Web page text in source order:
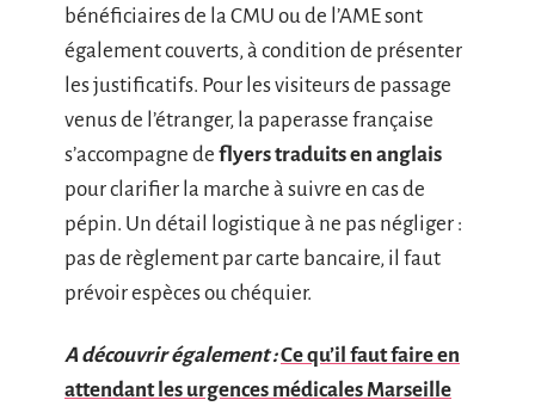
bénéficiaires de la CMU ou de l’AME sont
également couverts, à condition de présenter
les justificatifs. Pour les visiteurs de passage
venus de l’étranger, la paperasse française
s’accompagne de flyers traduits en anglais
pour clarifier la marche à suivre en cas de
pépin. Un détail logistique à ne pas négliger :
pas de règlement par carte bancaire, il faut
prévoir espèces ou chéquier.
A découvrir également :Ce qu’il faut faire en
attendant les urgences médicales Marseille